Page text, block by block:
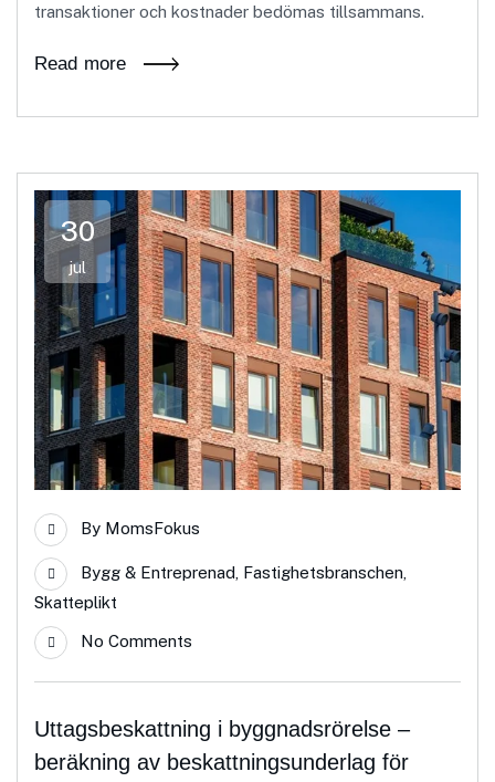
transaktioner och kostnader bedömas tillsammans.
Read more
30
jul
By MomsFokus
Bygg & Entreprenad, Fastighetsbranschen,
Skatteplikt
No Comments
Uttagsbeskattning i byggnadsrörelse –
beräkning av beskattningsunderlag för